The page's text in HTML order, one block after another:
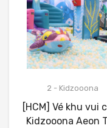
2 - Kidzooona
[HCM] Vé khu vui
Kidzooona Aeon